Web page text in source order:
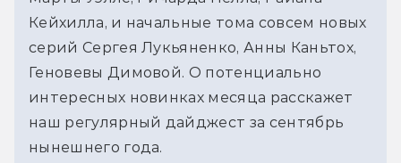
Кейхилла, и начальные тома совсем новых
серий Сергея Лукьяненко, Анны Каньтох,
Геновевы Димовой. О потенциально
интересных новинках месяца расскажет
наш регулярный дайджест за сентябрь
нынешнего года.